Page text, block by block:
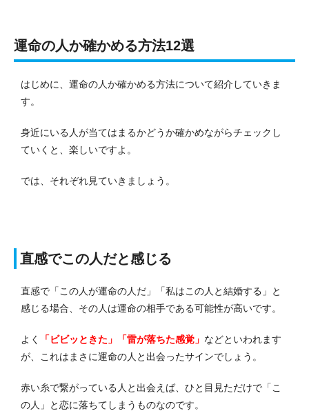
運命の人か確かめる方法12選
はじめに、運命の人か確かめる方法について紹介していきま
す。
身近にいる人が当てはまるかどうか確かめながらチェックし
ていくと、楽しいですよ。
では、それぞれ見ていきましょう。
直感でこの人だと感じる
直感で「この人が運命の人だ」「私はこの人と結婚する」と
感じる場合、その人は運命の相手である可能性が高いです。
よく 「ビビッときた」「雷が落ちた感覚」 などといわれます
が、これはまさに運命の人と出会ったサインでしょう。
赤い糸で繋がっている人と出会えば、ひと目見ただけで「こ
の人」と恋に落ちてしまうものなのです。